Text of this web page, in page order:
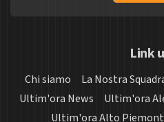
Link
Chi siamo La Nostra
Ultim'ora News
Ultim'ora
Ultim'ora Alto